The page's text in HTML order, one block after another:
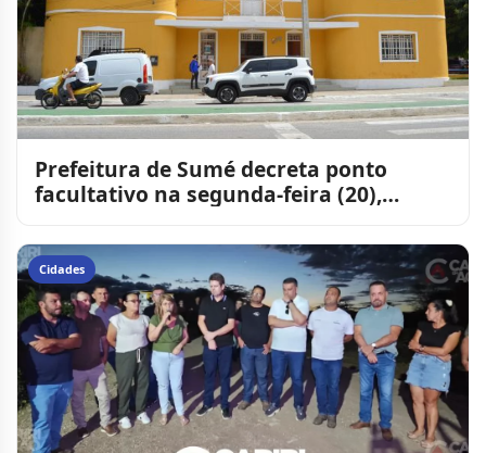
Prefeitura de Sumé decreta ponto
facultativo na segunda-feira (20),
Cidades